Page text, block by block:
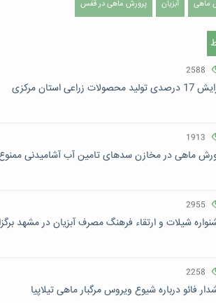
ماهی آبزیان پرورش ماهی در قفس
2588
محصولات زراعی استان مرکزی
1913
ماهی در مخازن سدهای تامین آب آشامیدنی
2955
شیلات و ارتقاء فرهنگ مصرف آبزیان در مشهد
2258
فائو درباره شیوع ویروس مرگبار ماهی تیلاپیا